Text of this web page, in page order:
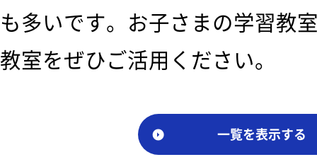
も多いです。お子さまの学習教
教室をぜひご活用ください。
一覧を表示する